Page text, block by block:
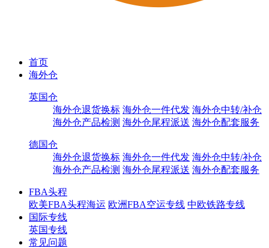
首页
海外仓
英国仓
海外仓退货换标 海外仓一件代发 海外仓中转/补仓
海外仓产品检测 海外仓尾程派送 海外仓配套服务
德国仓
海外仓退货换标 海外仓一件代发 海外仓中转/补仓
海外仓产品检测 海外仓尾程派送 海外仓配套服务
FBA头程
欧美FBA头程海运 欧洲FBA空运专线 中欧铁路专线
国际专线
英国专线
常见问题